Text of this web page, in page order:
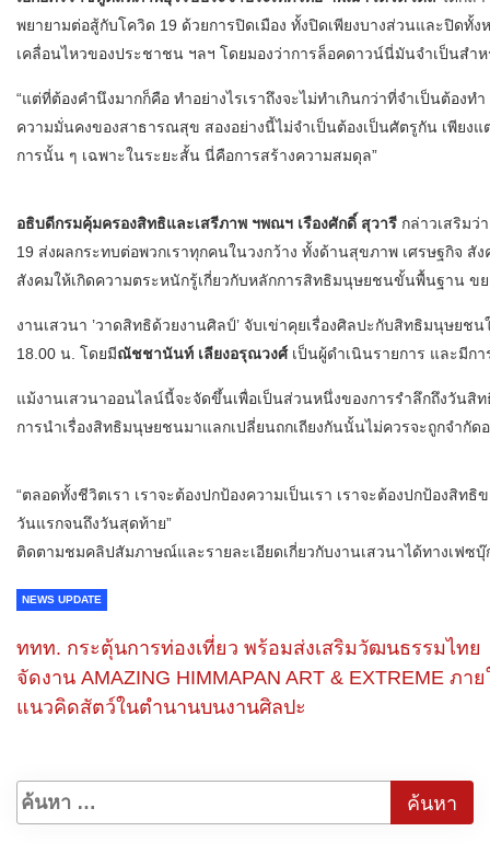
พยายามต่อสู้กับโควิด 19 ด้วยการปิดเมือง ทั้งปิดเพียงบางส่วนและปิดทั้
เคลื่อนไหวของประชาชน ฯลฯ โดยมองว่าการล็อคดาวน์นี่มันจำเป็นสำ
“แต่ที่ต้องคำนึงมากก็คือ ทำอย่างไรเราถึงจะไม่ทำเกินกว่าที่จำเป็นต้อ
ความมั่นคงของสาธารณสุข สองอย่างนี้ไม่จำเป็นต้องเป็นศัตรูกัน เพีย
การนั้น ๆ เฉพาะในระยะสั้น นี่คือการสร้างความสมดุล”
อธิบดีกรมคุ้มครองสิทธิและเสรีภาพ ฯพณฯ เรืองศักดิ์ สุวารี กล่าวเสริม
19 ส่งผลกระทบต่อพวกเราทุกคนในวงกว้าง ทั้งด้านสุขภาพ เศรษฐกิจ
สังคมให้เกิดความตระหนักรู้เกี่ยวกับหลักการสิทธิมนุษยชนขั้นพื้นฐาน ข
งานเสวนา ’วาดสิทธิด้วยงานศิลป์’ จับเข่าคุยเรื่องศิลปะกับสิทธิมนุษย
18.00 น. โดยมีณัชชานันท์ เลียงอรุณวงศ์เป็นผู้ดำเนินรายการ และมีกา
แม้งานเสวนาออนไลน์นี้จะจัดขึ้นเพื่อเป็นส่วนหนึ่งของการรำลึกถึงวัน
การนำเรื่องสิทธิมนุษยชนมาแลกเปลี่ยนถกเถียงกันนั้นไม่ควรจะถูกจำกั
“ตลอดทั้งชีวิตเรา เราจะต้องปกป้องความเป็นเรา เราจะต้องปกป้องสิทธิข
วันแรกจนถึงวันสุดท้าย”
ติดตามชมคลิปสัมภาษณ์และรายละเอียดเกี่ยวกับงานเสวนาได้ทางเฟ
NEWS UPDATE
ททท. กระตุ้นการท่องเที่ยว พร้อมส่งเสริมวัฒนธรรมไทย
จัดงาน AMAZING HIMMAPAN ART & EXTREME ภา
แนวคิดสัตว์ในตำนานบนงานศิลปะ